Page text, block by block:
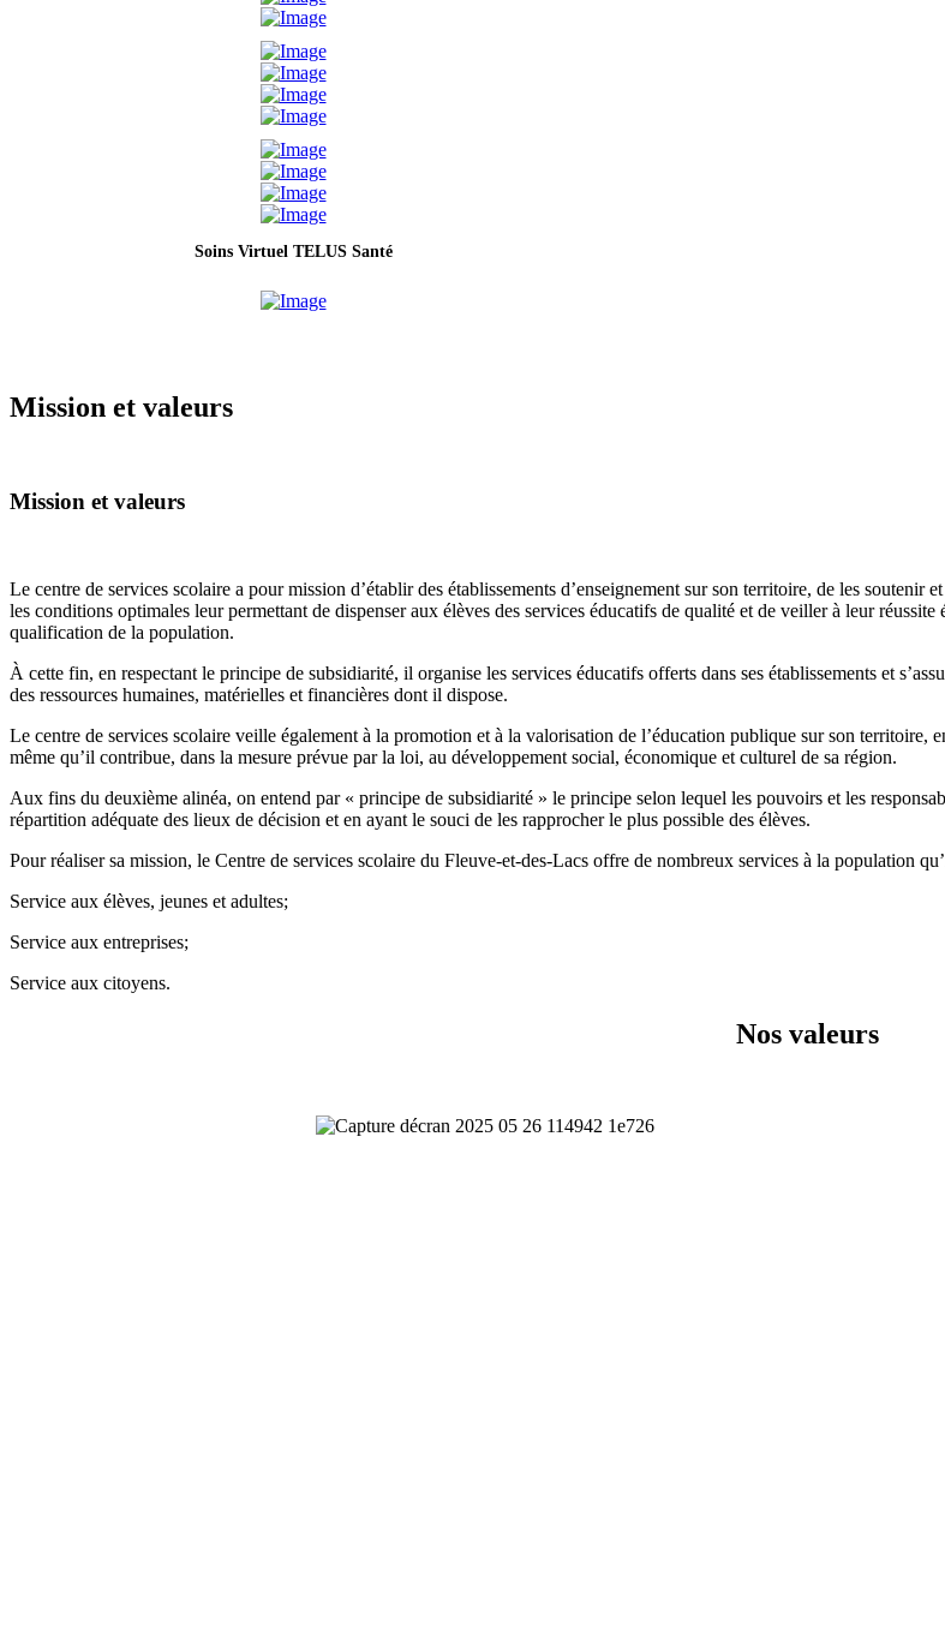
Soins Virtuel TELUS Santé
Mission et valeurs
Mission et valeurs
Le centre de services scolaire a pour mission d’établir des établissements d’enseignement sur son territoire, de les soutenir
les conditions optimales leur permettant de dispenser aux élèves des services éducatifs de qualité et de veiller à leur
qualification de la population.
À cette fin, en respectant le principe de subsidiarité, il organise les services éducatifs offerts dans ses établissements et
des ressources humaines, matérielles et financières dont il dispose.
Le centre de services scolaire veille également à la promotion et à la valorisation de l’éducation publique sur son territoire,
même qu’il contribue, dans la mesure prévue par la loi, au développement social, économique et culturel de sa région.
Aux fins du deuxième alinéa, on entend par « principe de subsidiarité » le principe selon lequel les pouvoirs et les
répartition adéquate des lieux de décision et en ayant le souci de les rapprocher le plus possible des élèves.
Pour réaliser sa mission, le Centre de services scolaire du Fleuve-et-des-Lacs offre de nombreux services à la population
Service aux élèves, jeunes et adultes;
Service aux entreprises;
Service aux citoyens.
Nos valeurs